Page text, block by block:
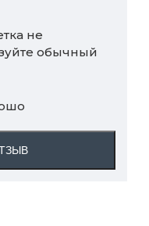
не
обычный